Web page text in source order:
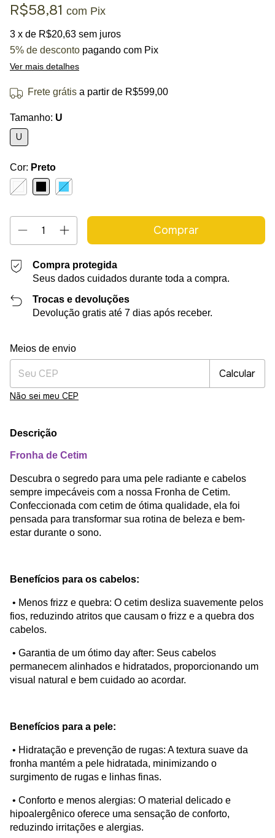
R$58,81 com Pix
3 x de R$20,63 sem juros
5% de desconto pagando com Pix
Ver mais detalhes
Frete grátis a partir de R$599,00
Tamanho: U
U
Cor: Preto
Compra protegida
Seus dados cuidados durante toda a compra.
Trocas e devoluções
Devolução gratis até 7 dias após receber.
Entregas para o CEP:
Meios de envio
Calcular
Não sei meu CEP
Descrição
Fronha de Cetim
Descubra o segredo para uma pele radiante e cabelos
sempre impecáveis com a nossa Fronha de Cetim.
Confeccionada com cetim de ótima qualidade, ela foi
pensada para transformar sua rotina de beleza e bem-
estar durante o sono.
Benefícios para os cabelos:
• Menos frizz e quebra: O cetim desliza suavemente pelos
fios, reduzindo atritos que causam o frizz e a quebra dos
cabelos.
• Garantia de um ótimo day after: Seus cabelos
permanecem alinhados e hidratados, proporcionando um
visual natural e bem cuidado ao acordar.
Benefícios para a pele:
• Hidratação e prevenção de rugas: A textura suave da
fronha mantém a pele hidratada, minimizando o
surgimento de rugas e linhas finas.
• Conforto e menos alergias: O material delicado e
hipoalergênico oferece uma sensação de conforto,
reduzindo irritações e alergias.